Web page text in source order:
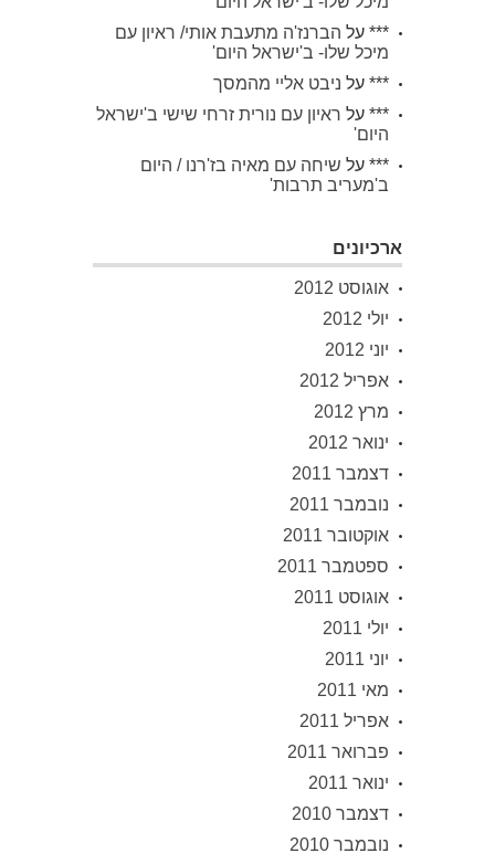
*** על הברנז'ה מתעבת אותי/ ראיון עם
מיכל שלו- ב'ישראל היום'
*** על ניבט אליי מהמסך
*** על ראיון עם נורית זרחי שישי ב'ישראל
היום'
*** על שיחה עם מאיה בז'רנו / היום
ב'מעריב תרבות'
ארכיונים
אוגוסט 2012
יולי 2012
יוני 2012
אפריל 2012
מרץ 2012
ינואר 2012
דצמבר 2011
נובמבר 2011
אוקטובר 2011
ספטמבר 2011
אוגוסט 2011
יולי 2011
יוני 2011
מאי 2011
אפריל 2011
פברואר 2011
ינואר 2011
דצמבר 2010
נובמבר 2010